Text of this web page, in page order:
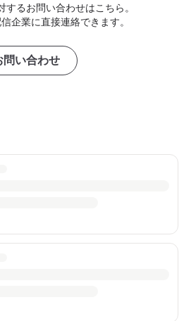
するお問い合わせはこちら。
企業に直接連絡できます。
問い合わせ